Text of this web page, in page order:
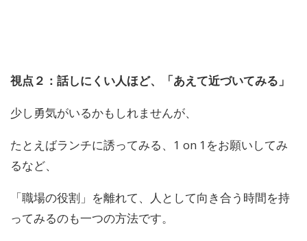
視点２：話しにくい人ほど、「あえて近づいてみる」
少し勇気がいるかもしれませんが、
たとえばランチに誘ってみる、1 on 1をお願いしてみ
るなど、
「職場の役割」を離れて、
人として向き合う時間を持
ってみるのも一つの方法です。